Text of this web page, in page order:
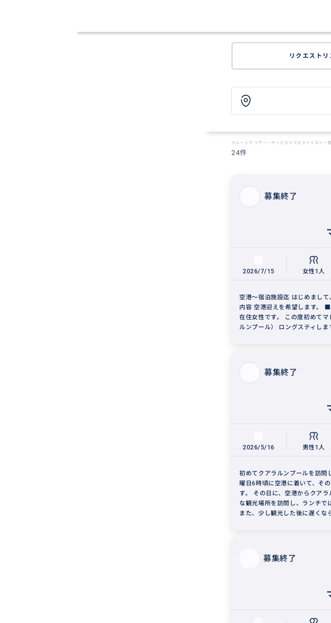
リクエストリ
マレーシア ツアー・サービスリクエストリスト一覧
24件
募集終了
2026/7/15 女性1人
空港〜宿泊施設迄 はじめまし
内容 空港迎えを希望します。
在住女性です。 この度初めてマ
ルンプール） ロングスティしま
募集終了
2026/5/16 男性1人
初めてクアラルンプールを訪問
曜日6時頃に空港に着いて、そ
す。 その日に、空港からクア
な観光場所を訪問し、ランチで
また、少し観光した後に遅くな
募集終了